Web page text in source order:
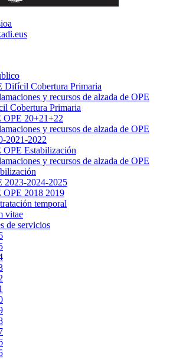
Difícil Cobertura Primaria
y recursos de alzada de OPE
Cobertura Primaria
OPE 20+21+22
y recursos de alzada de OPE
2021-2022
OPE Estabilización
y recursos de alzada de OPE
2023-2024-2025
OPE 2018 2019
temporal
vitae
de servicios